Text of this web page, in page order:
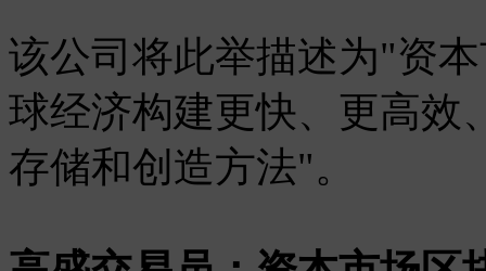
该公司将此举描述为"资
球经济构建更快、更高效
存储和创造方法"。